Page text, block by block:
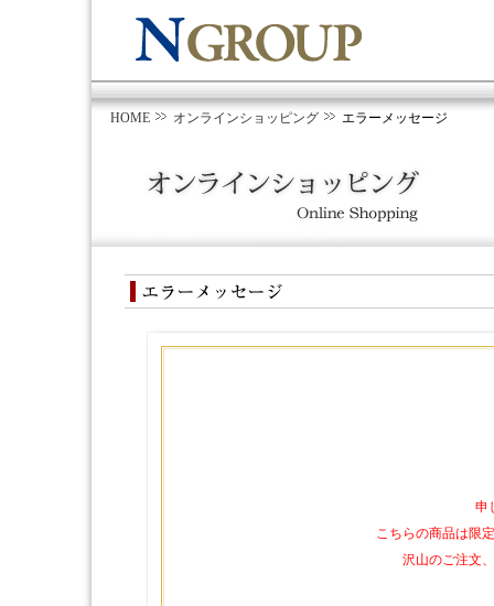
HOME オンラインショッピング エラーメッセージ
申
こちらの商品は限
沢山のご注文